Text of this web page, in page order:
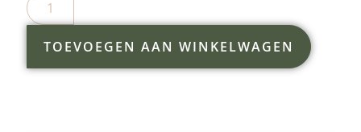
TOEVOEGEN AAN WINKELWAGEN